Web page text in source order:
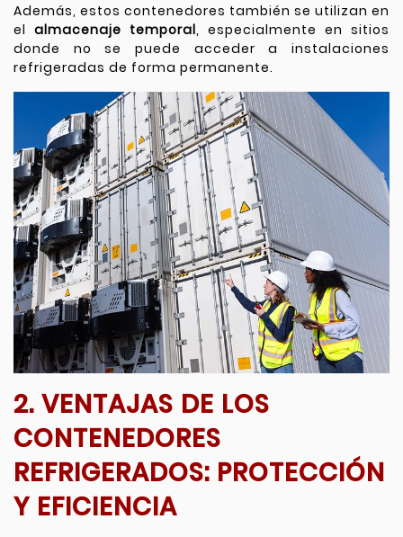
Además, estos contenedores también se utilizan en
el almacenaje temporal, especialmente en sitios
donde no se puede acceder a instalaciones
refrigeradas de forma permanente.
2. VENTAJAS DE LOS
CONTENEDORES
REFRIGERADOS: PROTECCIÓN
Y EFICIENCIA